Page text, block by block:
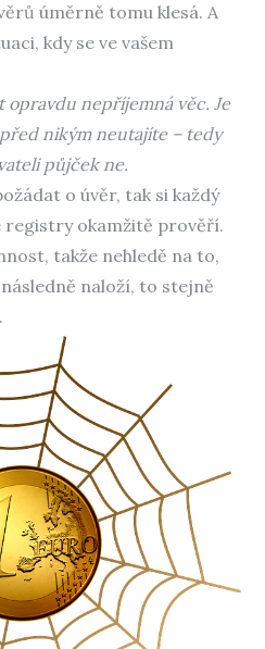
úměrně tomu klesá. A
kdy se ve vašem
opravdu nepříjemná věc. Je
nikým neutajíte – tedy
půjček ne.
o úvěr, tak si každý
registry okamžitě prověří.
takže nehledě na to,
naloží, to stejně